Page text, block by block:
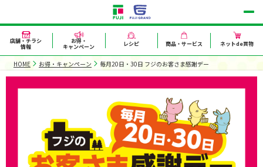
店舗・チラシ
情報
お得・
キャンペーン レシピ 商品・サービス ネットde買物
HOME お得・キャンペーン 毎月20日・30日 フジのお客さま感謝デー